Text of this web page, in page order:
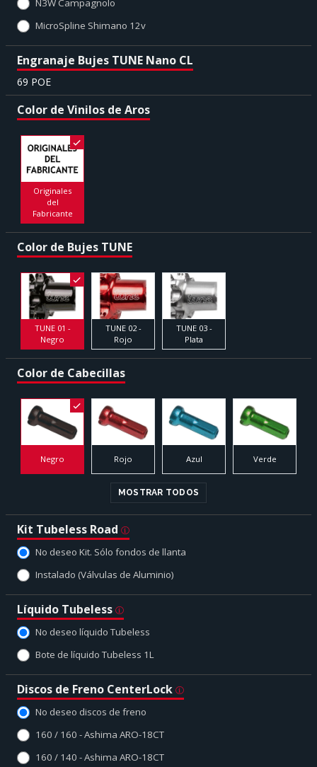
N3W Campagnolo
MicroSpline Shimano 12v
Engranaje Bujes TUNE Nano CL
69 POE
Color de Vinilos de Aros
Originales
del
Fabricante
Color de Bujes TUNE
TUNE 01 -
Negro
TUNE 02 -
Rojo
TUNE 03 -
Plata
Color de Cabecillas
Negro Rojo Azul Verde
MOSTRAR TODOS
Kit Tubeless Road
No deseo Kit. Sólo fondos de llanta
Instalado (Válvulas de Aluminio)
Líquido Tubeless
No deseo líquido Tubeless
Bote de líquido Tubeless 1L
Discos de Freno CenterLock
No deseo discos de freno
160 / 160 - Ashima ARO-18CT
160 / 140 - Ashima ARO-18CT